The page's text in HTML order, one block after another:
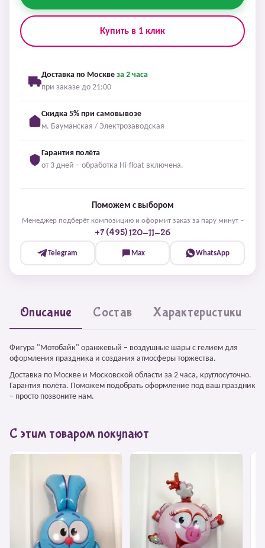
Купить в 1 клик
Доставка по Москве за 2 часа
при заказе до 21:00
Скидка 5% при самовывозе
м. Бауманская / Электрозаводская
Гарантия полёта
от 3 дней – обработка Hi-float включена.
Поможем с выбором
Менеджер подберёт композицию и оформит заказ за пару минут –
+7 (495) 120-11-26
Telegram Max WhatsApp
Описание Состав Характеристики
Фигура "Мотобайк" оранжевый – воздушные шары с гелием для
оформления праздника и создания атмосферы торжества.
Доставка по Москве и Московской области за 2 часа, круглосуточно.
Гарантия полёта. Поможем подобрать оформление под ваш праздник
– просто позвоните нам.
С этим товаром покупают